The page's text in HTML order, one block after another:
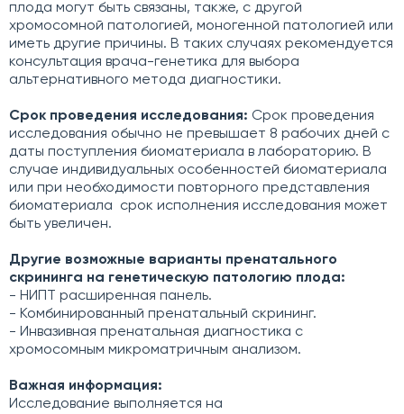
плода могут быть связаны, также, с другой
хромосомной патологией, моногенной патологией или
иметь другие причины. В таких случаях рекомендуется
консультация врача-генетика для выбора
альтернативного метода диагностики.
Срок проведения исследования: Срок проведения
исследования обычно не превышает 8 рабочих дней с
даты поступления биоматериала в лабораторию. В
случае индивидуальных особенностей биоматериала
или при необходимости повторного представления
биоматериала срок исполнения исследования может
быть увеличен.
Другие возможные варианты пренатального
скрининга на генетическую патологию плода:
- НИПТ расширенная панель.
- Комбинированный пренатальный скрининг.
- Инвазивная пренатальная диагностика с
хромосомным микроматричным анализом.
Важная информация:
Исследование выполняется на